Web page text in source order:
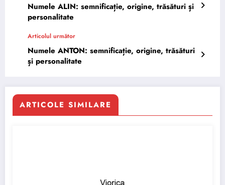
Numele ALIN: semnificație, origine, trăsături și
personalitate
Articolul următor
Numele ANTON: semnificație, origine, trăsături
și personalitate
ARTICOLE SIMILARE